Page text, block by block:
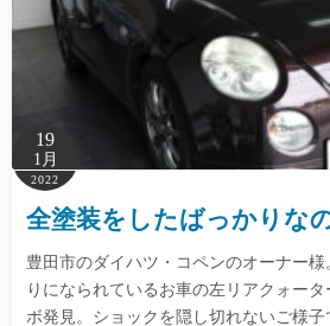
19
1月
2022
全塗装をしたばっかりな
豊田市のダイハツ・コペンのオーナー
りになられているお車の左リアクォー
ボ発見。ショックを隠し切れないご様子